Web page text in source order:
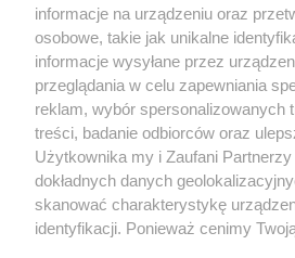
6 / 0
Nie zapomnij
zapoznać się z:
polityką prywatności regulamin
Twojemiasto
Piekary Śląskie
Chorzów
Tarnowskie Góry
informacje na urządzeniu oraz
osobowe, takie jak unikalne
informacje wysyłane przez
przeglądania w celu zapewniania
reklam, wybór spersonalizowanych
treści, badanie odbiorców oraz
Użytkownika my i Zaufani
dokładnych danych
skanować charakterystykę
identyfikacji. Ponieważ cenimy